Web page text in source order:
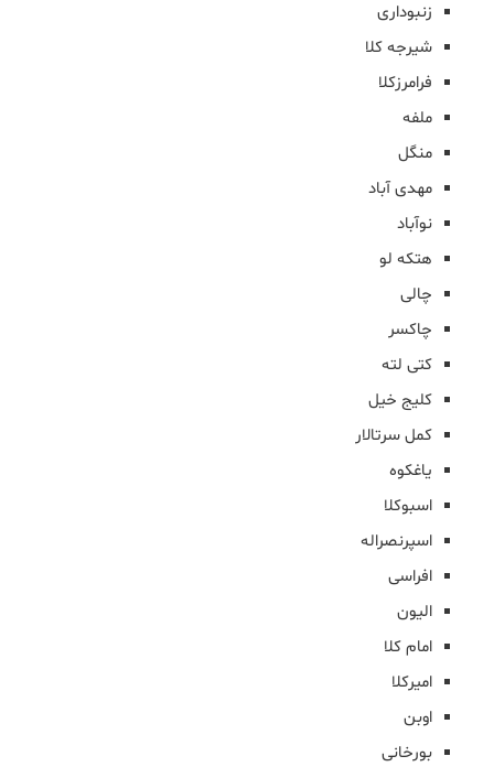
زنبوداری
شیرجه کلا
فرامرزکلا
ملفه
منگل
مهدی آباد
نوآباد
هتکه لو
چالی
چاکسر
کتی لته
کلیج خیل
کمل سرتالار
یاغکوه
اسبوکلا
اسپرنصراله
افراسی
الیون
امام کلا
امیرکلا
اوبن
بورخانی